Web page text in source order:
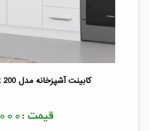
کابینت آشپزخانه مدل B-1 MINAR 200 مجموعه دو عددی
قیمت :8,000,000تومان